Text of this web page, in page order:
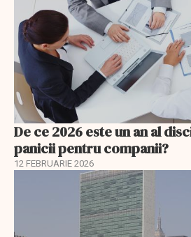
De ce 2026 este un an al
panicii pentru companii?
12 FEBRUARIE 2026